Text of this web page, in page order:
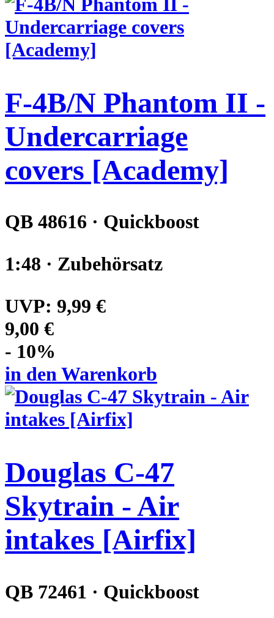
F-4B/N Phantom II -
Undercarriage
covers [Academy]
QB 48616 · Quickboost
1:48 · Zubehörsatz
UVP: 9,99 €
9,00 €
- 10%
in den Warenkorb
Douglas C-47
Skytrain - Air
intakes [Airfix]
QB 72461 · Quickboost